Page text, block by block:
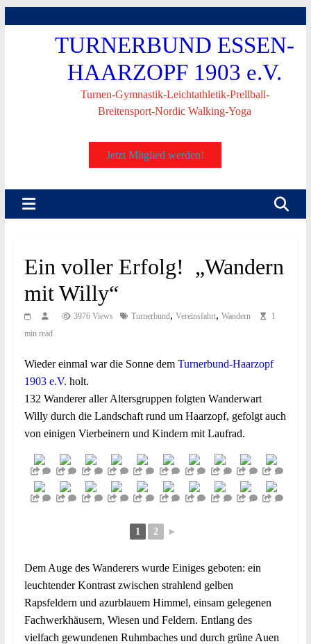
TURNERBUND ESSEN-
HAARZOPF 1903 e.V.
Turnen-Gymnastik-Leichtathletik-Prellball-
Breitensport-Nordic Walking-Yoga
Jetzt Mitglied werden!
Ein voller Erfolg! „Wandern
mit Willy“
3976 Views Turnerbund, Vereinsfahrt, Wandern
1
min read
Wieder einmal war die Sonne dem Turnerbund-Haarzopf
1903 e.V. holt.
132 Wanderer aller Altersgruppen folgten Wanderwart
Willy durch die Landschaft rund um Haarzopf, gefolgt auch
von einigen Vierbeinern und Kindern mit Laufrad.
1 2 ►
Dem Auge des Wanderers wurde Einiges geboten: ein
leuchtender Kontrast zwischen strahlend gelben
Rapsfeldern und azurblauem Himmel, einsam gelegenen
Fachwerkhäusern, Wiesen und Feldern. Entlang des
vielfach gewundenen Ruhmbaches und durch grüne Auen